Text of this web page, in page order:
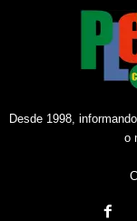
Desde 1998,
o